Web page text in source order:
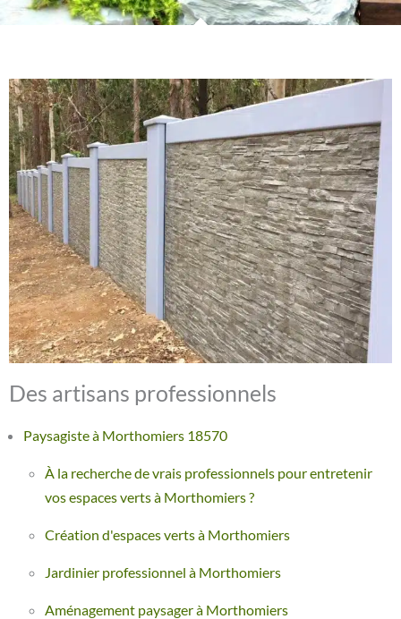
Des artisans professionnels
Paysagiste à Morthomiers 18570
À la recherche de vrais professionnels pour entretenir
vos espaces verts à Morthomiers ?
Création d'espaces verts à Morthomiers
Jardinier professionnel à Morthomiers
Aménagement paysager à Morthomiers